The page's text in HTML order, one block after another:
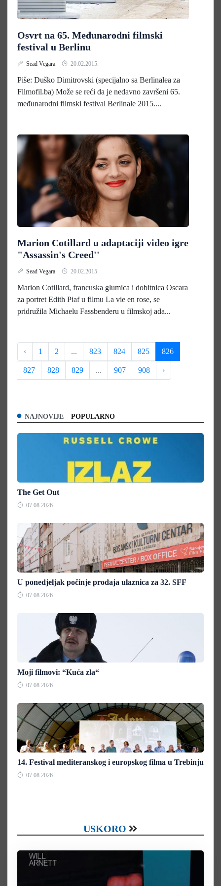
Osvrt na 65. Međunarodni filmski
festival u Berlinu
Sead Vegara 20.02.2015.
Piše: Duško Dimitrovski (specijalno sa Berlinalea za
Filmofil.ba) Može se reći da je nedavno završeni 65.
međunarodni filmski festival Berlinale 2015....
Marion Cotillard u adaptaciji video igre
"Assassin's Creed''
Sead Vegara 20.02.2015.
Marion Cotillard, francuska glumica i dobitnica Oscara
za portret Edith Piaf u filmu La vie en rose, se
pridružila Michaelu Fassbenderu u filmskoj ada...
‹ 1 2 ... 823 824 825 826
827 828 829 ... 907 908 ›
NAJNOVIJE POPULARNO
The Get Out
07.08.2026.
U ponedjeljak počinje prodaja ulaznica za 32. SFF
07.08.2026.
Moji filmovi: “Kuća zla“
07.08.2026.
14. Festival mediteranskog i europskog filma u Trebinju
07.08.2026.
USKORO